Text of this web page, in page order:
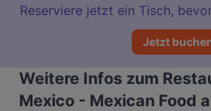
Reserviere jetzt ein Tisch,
Jetzt
Weitere Infos zum
Mexico - Mexican Food